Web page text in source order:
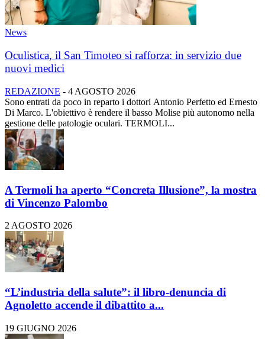
News
Oculistica, il San Timoteo si rafforza: in servizio due
nuovi medici
REDAZIONE - 4 AGOSTO 2026
Sono entrati da poco in reparto i dottori Antonio Perfetto ed Ernesto
Di Marco. L'obiettivo è rendere il basso Molise più autonomo nella
gestione delle patologie oculari. TERMOLI...
A Termoli ha aperto “Concreta Illusione”, la mostra
di Vincenzo Palombo
2 AGOSTO 2026
“L’industria della salute”: il libro-denuncia di
Agnoletto accende il dibattito a...
19 GIUGNO 2026